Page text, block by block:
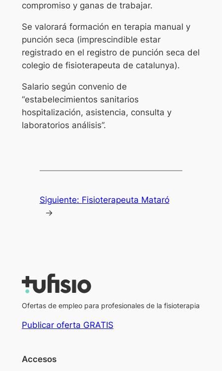
compromiso y ganas de trabajar.
Se valorará formación en terapia manual y
punción seca (imprescindible estar
registrado en el registro de punción seca del
colegio de fisioterapeuta de catalunya).
Salario según convenio de
“estabelecimientos sanitarios
hospitalización, asistencia, consulta y
laboratorios análisis”.
Siguiente: Fisioterapeuta Mataró
→
Ofertas de empleo para profesionales de la fisioterapia
Publicar oferta GRATIS
Accesos